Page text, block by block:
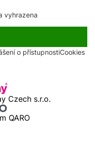
vyhrazena
o přístupnostiCookies
Czech s.r.o.
QARO